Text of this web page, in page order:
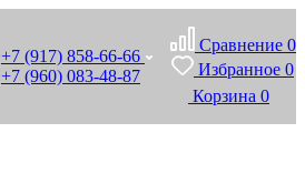
+7 (917) 858-66-66
+7 (960) 083-48-87
Сравнение 0
Избранное 0
Корзина 0